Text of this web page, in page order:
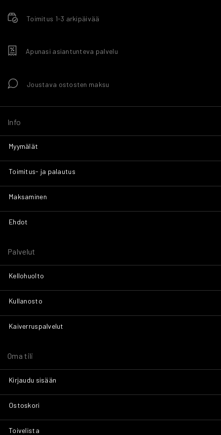
Toimitus 1-3 arkipäivää
Apunasi asiantunteva palvelu
Joustava ostosten maksu
Info
Myymälät
Toimitus- ja palautus
Maksaminen
Ehdot
Palvelut
Kellohuolto
Kullanosto
Kaiverruspalvelut
Oma tili
Kirjaudu sisään
Ostoskori
Toivelista